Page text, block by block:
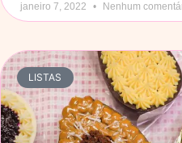
janeiro 7, 2022 Nenhum
LISTAS